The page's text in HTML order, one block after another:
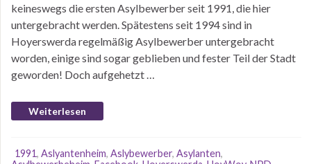
keineswegs die ersten Asylbewerber seit 1991, die hier
untergebracht werden. Spätestens seit 1994 sind in
Hoyerswerda regelmäßig Asylbewerber untergebracht
worden, einige sind sogar geblieben und fester Teil der Stadt
geworden! Doch aufgehetzt …
Weiterlesen
1991, Aslyantenheim, Aslybewerber, Asylanten,